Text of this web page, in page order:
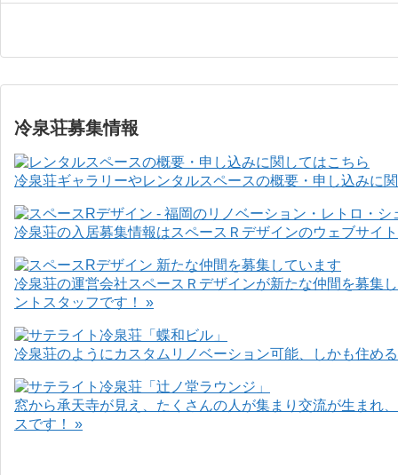
冷泉荘募集情報
冷泉荘ギャラリーやレンタルスペースの概要・申し込みに
冷泉荘の入居募集情報はスペースＲデザインのウェブサイ
冷泉荘の運営会社スペースＲデザインが新たな仲間を募集
ントスタッフです！ »
冷泉荘のようにカスタムリノベーション可能、しかも住め
窓から承天寺が見え、たくさんの人が集まり交流が生まれ
スです！ »